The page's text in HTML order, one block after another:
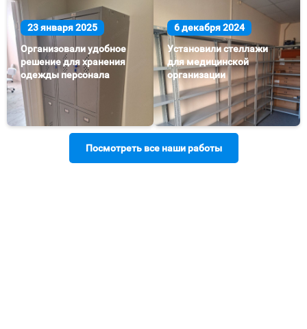
23 января 2025
Организовали удобное
решение для хранения
одежды персонала
6 декабря 2024
Установили стеллажи
для медицинской
организации
Посмотреть все наши работы